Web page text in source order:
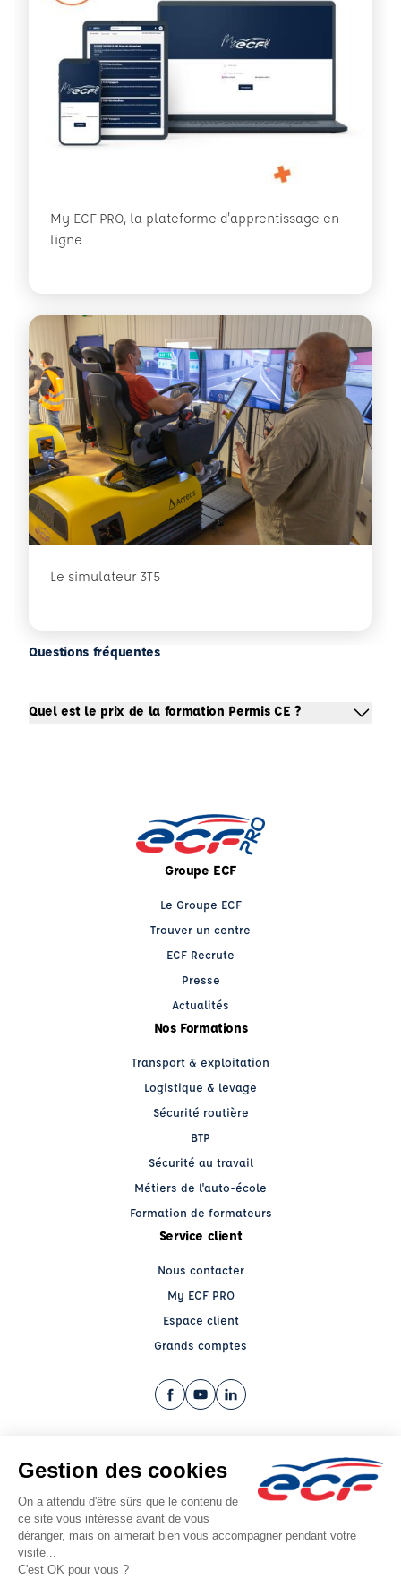
My ECF PRO, la plateforme d'apprentissage en
ligne
Le simulateur 3T5
Questions fréquentes
Quel est le prix de la formation Permis CE ?
Groupe ECF
Le Groupe ECF
Trouver un centre
ECF Recrute
Presse
Actualités
Nos Formations
Transport & exploitation
Logistique & levage
Sécurité routière
BTP
Sécurité au travail
Métiers de l'auto-école
Formation de formateurs
Service client
Nous contacter
My ECF PRO
Espace client
Grands comptes
Facebook (nouvelle fenêtre)
YouTube (nouvelle fenêtre)
LinkedIn (nouvelle fenêtre)
CGV
Mentions légales
© 2026 École de Conduite Française. Tous droits réservés